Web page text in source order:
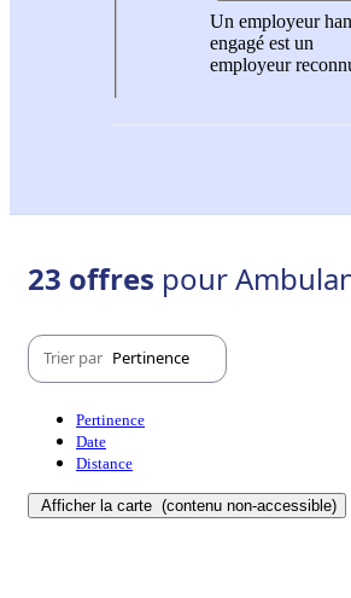
Un employeur
engagé est un
employeur
23 offres pour
Trier par Pertinence
Pertinence
Date
Distance
Afficher la carte (contenu non-accessible)